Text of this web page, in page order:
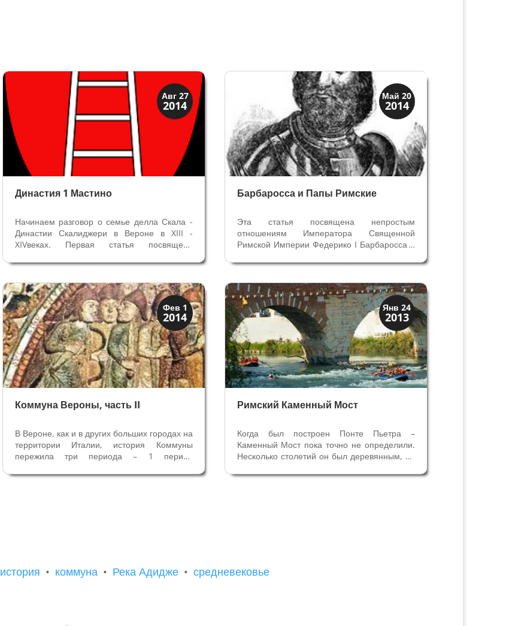
Авг 27
2014
Верона и Падуя
Династии
Династия 1 Мастино
Начинаем разговор о семье делла Скала -
Династии Скалиджери в Вероне в XIII -
XIVвеках. Первая статья посвящена
по прозвищу Мастино, а также вопросам -
власти, почему имена и символы семьи...
Фев 1
2014
Верона
Средневековая
Коммуна Вероны, часть II
В Вероне, как и в других больших городах на
территории Италии, история Коммуны
пережила три периода – 1 период
ослабевала власть феодалов и импервтора,
Май 20
2014
Верона
Средневековая
Барбаросса и Папы Римские
Эта статья посвящена непростым
отношениям Императора Священной
Римской Империи Федерико I Барбаросса с
III и Урбаном III в Комунальный период в
Александр III был изгнан из Рима, который,
как и...
Янв 24
2013
Верона
Римская Верона
Римский Каменный Мост
Когда был построен Понте Пьетра –
Каменный Мост пока точно не определили.
Несколько столетий он был деревянным, по
построили из камня. Сохранившаяся часть
история • коммуна • Река Адидже • средневековье